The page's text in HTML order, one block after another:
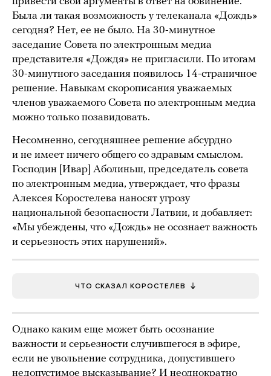
Была ли такая возможность у телеканала «Дождь»
сегодня? Нет, ее не было. На 30-минутное
заседание Совета по электронным медиа
представителя «Дождя» не пригласили. По итогам
30-минутного заседания появилось 14-страничное
решение. Навыкам скорописания уважаемых
членов уважаемого Совета по электронным медиа
можно только позавидовать.
Несомненно, сегодняшнее решение абсурдно
и не имеет ничего общего со здравым смыслом.
Господин [Ивар] Аболиньш, председатель совета
по электронным медиа, утверждает, что фразы
Алексея Коростелева наносят угрозу
национальной безопасности Латвии, и добавляет:
«Мы убеждены, что «Дождь» не осознает важность
и серьезность этих нарушений».
ЧТО СКАЗАЛ КОРОСТЕЛЕВ
Однако каким еще может быть осознание
важности и серьезности случившегося в эфире,
если не увольнение сотрудника, допустившего
недопустимое высказывание? И неоднократно